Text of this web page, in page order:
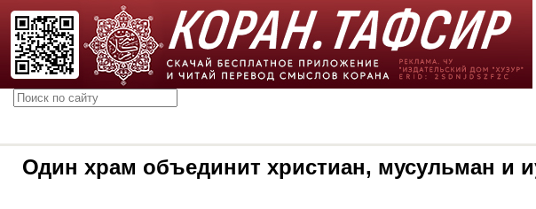
Один храм объединит христиан, мусульман и